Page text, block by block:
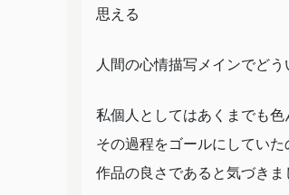
思える
人間の心情描写メインでど
私個人としてはあくまでも
その過程をゴールにしてい
作品の良さであると気づきま